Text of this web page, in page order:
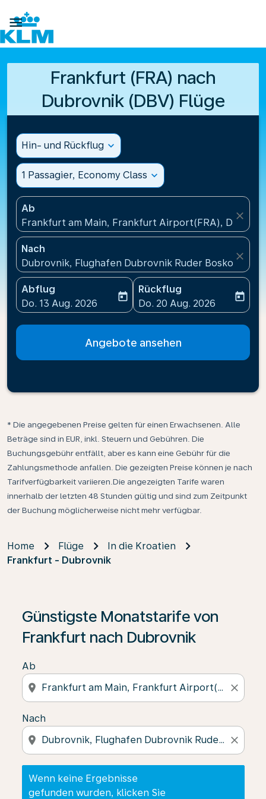

Frankfurt (FRA) nach
Dubrovnik (DBV) Flüge
Hin- und Rückflug expand_more
1 Passagier, Economy Class expand_more
Ab
Frankfurt am Main, Frankfurt Airport(FRA),
close
Nach
Dubrovnik, Flughafen Dubrovnik Ruder
close
Abflug
fc-booking-departure-date-aria-label
Do. 13 Aug. 2026
today
Rückflug
fc-booking-return-date-
Do. 20 Aug. 2026
today
Angebote ansehen
* Die angegebenen Preise gelten für einen Erwachsenen. Alle
Beträge sind in EUR, inkl. Steuern und Gebühren. Die
Buchungsgebühr entfällt, aber es kann eine Gebühr für die
Zahlungsmethode anfallen. Die gezeigten Preise können je nach
Tarifverfügbarkeit variieren.Die angezeigten Tarife waren
innerhalb der letzten 48 Stunden gültig und sind zum Zeitpunkt
der Buchung möglicherweise nicht mehr verfügbar.
Home Flüge
In die Kroatien
Frankfurt - Dubrovnik
Günstigste Monatstarife von
Frankfurt nach Dubrovnik
Ab
location_on close
Nach
location_on close
Wenn keine Ergebnisse
gefunden wurden, klicken Sie
Wenn keine Ergebnisse gefunden wurden, klicken